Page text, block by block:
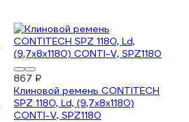
867 ₽
Клиновой ремень CONTITECH
SPZ 1180, Ld, (9,7x8x1180)
CONTI-V, SPZ1180